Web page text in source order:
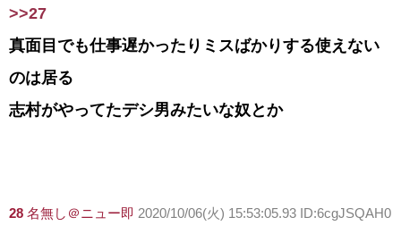
>>27
真面目でも仕事遅かったりミスばかりする使えない
のは居る
志村がやってたデシ男みたいな奴とか
28 名無し＠ニュー即 2020/10/06(火) 15:53:05.93 ID:6cgJSQAH0